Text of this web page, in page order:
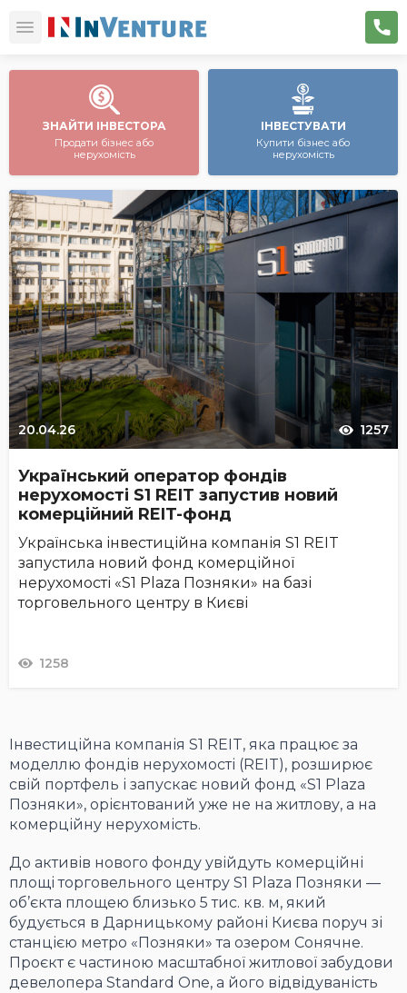
ЗНАЙТИ ІНВЕСТОРА
Продати бізнес або
нерухомість
ІНВЕСТУВАТИ
Купити бізнес або
нерухомість
20.04.26 1257
Український оператор фондів
нерухомості S1 REIT запустив новий
комерційний REIT-фонд
Українська інвестиційна компанія S1 REIT
запустила новий фонд комерційної
нерухомості «S1 Plaza Позняки» на базі
торговельного центру в Києві
1258
Інвестиційна компанія S1 REIT, яка працює за
моделлю фондів нерухомості (REIT), розширює
свій портфель і запускає новий фонд «S1 Plaza
Позняки», орієнтований уже не на житлову, а на
комерційну нерухомість.
До активів нового фонду увійдуть комерційні
площі торговельного центру S1 Plaza Позняки —
об’єкта площею близько 5 тис. кв. м, який
будується в Дарницькому районі Києва поруч зі
станцією метро «Позняки» та озером Сонячне.
Проєкт є частиною масштабної житлової забудови
девелопера Standard One, а його відвідуваність